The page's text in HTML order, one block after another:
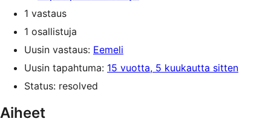
1 vastaus
1 osallistuja
Uusin vastaus: Eemeli
Uusin tapahtuma: 15 vuotta, 5 kuukautta sitten
Status: resolved
Aiheet